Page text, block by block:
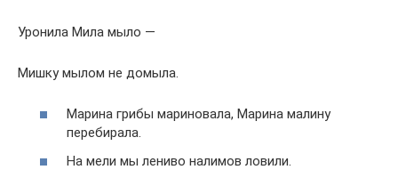
Уронила Мила мыло —
Мишку мылом не домыла.
Марина грибы мариновала, Марина малину
перебирала.
На мели мы лениво налимов ловили.